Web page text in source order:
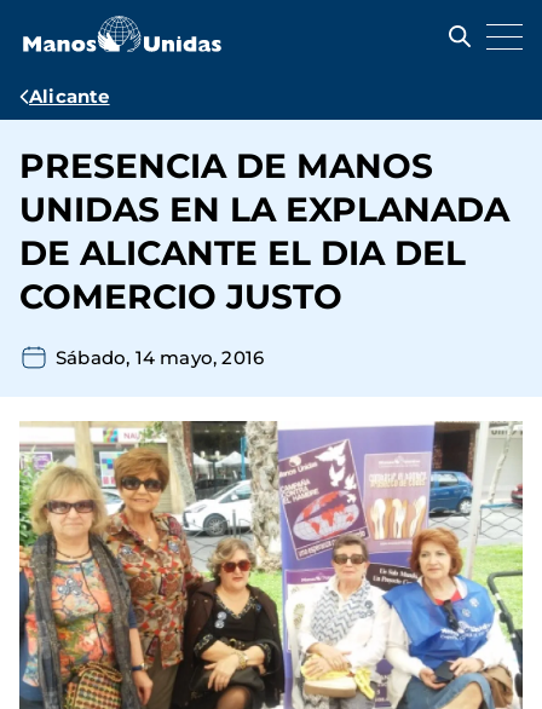
contenido
Ruta
navegación
Alicante
PRESENCIA DE MANOS
UNIDAS EN LA EXPLANADA
DE ALICANTE EL DIA DEL
COMERCIO JUSTO
Sábado, 14 mayo, 2016